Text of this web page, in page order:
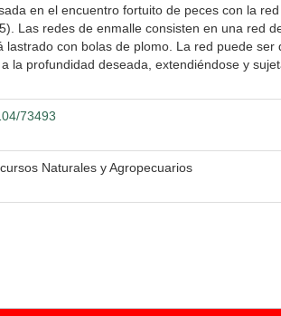
en el encuentro fortuito de peces con la
Las redes de enmalle consisten en una red
lastrado con bolas de plomo. La red puede
la profundidad deseada, extendiéndose y
73493
Naturales y Agropecuarios